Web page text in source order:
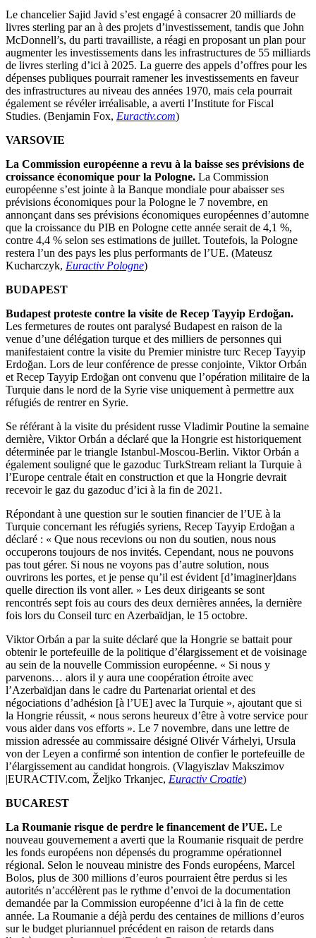
Le chancelier Sajid Javid s’est engagé à consacrer 20 milliards de
livres sterling par an à des projets d’investissement, tandis que John
McDonnell’s, du parti travailliste, a réagi en proposant un plan pour
augmenter les investissements dans les infrastructures de 55 milliards
de livres sterling d’ici à 2025. La guerre des appels d’offres pour les
dépenses publiques pourrait ramener les investissements en faveur
des infrastructures au niveau des années 1970, mais cela pourrait
également se révéler irréalisable, a averti l’Institute for Fiscal
Studies. (Benjamin Fox, Euractiv.com)
VARSOVIE
La Commission européenne a revu à la baisse ses prévisions de
croissance économique pour la Pologne. La Commission
européenne s’est jointe à la Banque mondiale pour abaisser ses
prévisions économiques pour la Pologne le 7 novembre, en
annonçant dans ses prévisions économiques européennes d’automne
que la croissance du PIB en Pologne cette année serait de 4,1 %,
contre 4,4 % selon ses estimations de juillet. Toutefois, la Pologne
restera l’un des pays les plus performants de l’UE. (Mateusz
Kucharczyk, Euractiv Pologne)
BUDAPEST
Budapest proteste contre la visite de Recep Tayyip Erdoğan.
Les fermetures de routes ont paralysé Budapest en raison de la
venue d’une délégation turque et des milliers de personnes qui
manifestaient contre la visite du Premier ministre turc Recep Tayyip
Erdoğan. Lors de leur conférence de presse conjointe, Viktor Orbán
et Recep Tayyip Erdoğan ont convenu que l’opération militaire de la
Turquie dans le nord de la Syrie vise uniquement à permettre aux
réfugiés de rentrer en Syrie.
Se référant à la visite du président russe Vladimir Poutine la semaine
dernière, Viktor Orbán a déclaré que la Hongrie est historiquement
déterminée par le triangle Istanbul-Moscou-Berlin. Viktor Orbán a
également souligné que le gazoduc TurkStream reliant la Turquie à
l’Europe centrale était en construction et que la Hongrie devrait
recevoir le gaz du gazoduc d’ici à la fin de 2021.
Répondant à une question sur le soutien financier de l’UE à la
Turquie concernant les réfugiés syriens, Recep Tayyip Erdoğan a
déclaré : « Que nous recevions ou non du soutien, nous nous
occuperons toujours de nos invités. Cependant, nous ne pouvons
pas tout gérer. Si nous ne voyons pas d’autre solution, nous
ouvrirons les portes, et je pense qu’il est évident [d’imaginer]dans
quelle direction ils vont aller. » Les deux dirigeants se sont
rencontrés sept fois au cours des deux dernières années, la dernière
fois lors du Conseil turc en Azerbaïdjan, le 15 octobre.
Viktor Orbán a par la suite déclaré que la Hongrie se battait pour
obtenir le portefeuille de la politique d’élargissement et de voisinage
au sein de la nouvelle Commission européenne. « Si nous y
parvenons… alors il y aura une coopération étroite avec
l’Azerbaïdjan dans le cadre du Partenariat oriental et des
négociations d’adhésion [à l’UE] avec la Turquie », ajoutant que si
la Hongrie réussit, « nous serons heureux d’être à votre service pour
vous aider dans vos efforts ». Le 7 novembre, dans une lettre de
mission adressée au commissaire désigné Olivér Várhelyi, Ursula
von der Leyen a confirmé son intention de confier le portefeuille de
l’élargissement au candidat hongrois. (Vlagyiszlav Makszimov
|EURACTIV.com, Željko Trkanjec, Euractiv Croatie)
BUCAREST
La Roumanie risque de perdre le financement de l’UE. Le
nouveau gouvernement a averti que la Roumanie risquait de perdre
les fonds européens non dépensés du programme opérationnel
régional. Selon le nouveau ministre des Fonds européens, Marcel
Bolos, plus de 300 millions d’euros pourraient être perdus si les
autorités n’accélèrent pas le rythme d’envoi de la documentation
demandée par la Commission européenne d’ici à la fin de cette
année. La Roumanie a déjà perdu des centaines de millions d’euros
sur le budget pluriannuel précédent en raison de retards dans